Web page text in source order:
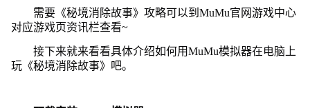
需要《秘境消除故事》攻略可以到MuMu官网游戏中心
对应游戏页资讯栏查看~
接下来就来看看具体介绍如何用MuMu模拟器在电脑上
玩《秘境消除故事》吧。